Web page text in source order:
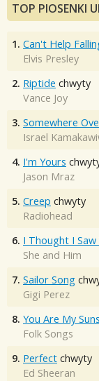
TOP PIOSENKI
1. Can't Help
Elvis Presley
2. Riptide chwyty
Vance Joy
3. Somewhere
Israel
4. I'm Yours
Jason Mraz
5. Creep chwyty
Radiohead
6. I Thought I
She and Him
7. Sailor Song
Gigi Perez
8. You Are My
Folk Songs
9. Perfect chwyty
Ed Sheeran